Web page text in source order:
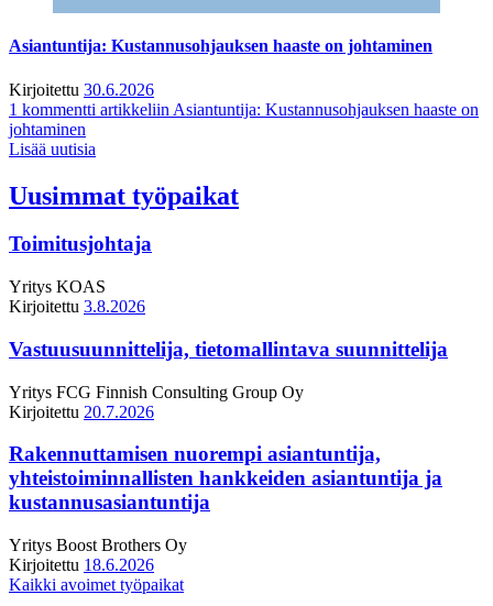
Asiantuntija: Kustannusohjauksen haaste on johtaminen
Kirjoitettu 30.6.2026
1 kommentti artikkeliin Asiantuntija: Kustannusohjauksen haaste on
johtaminen
Lisää uutisia
Uusimmat työpaikat
Toimitusjohtaja
Yritys KOAS
Kirjoitettu 3.8.2026
Vastuusuunnittelija, tietomallintava suunnittelija
Yritys FCG Finnish Consulting Group Oy
Kirjoitettu 20.7.2026
Rakennuttamisen nuorempi asiantuntija,
yhteistoiminnallisten hankkeiden asiantuntija ja
kustannusasiantuntija
Yritys Boost Brothers Oy
Kirjoitettu 18.6.2026
Kaikki avoimet työpaikat